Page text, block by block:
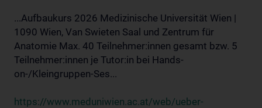
...Aufbaukurs 2026 Medizinische Universität Wien |
1090 Wien, Van Swieten Saal und Zentrum für
Anatomie Max. 40 Teilnehmer:innen gesamt bzw. 5
Teilnehmer:innen je Tutor:in bei Hands-
on-/Kleingruppen-Ses...
https://www.meduniwien.ac.at/web/ueber-